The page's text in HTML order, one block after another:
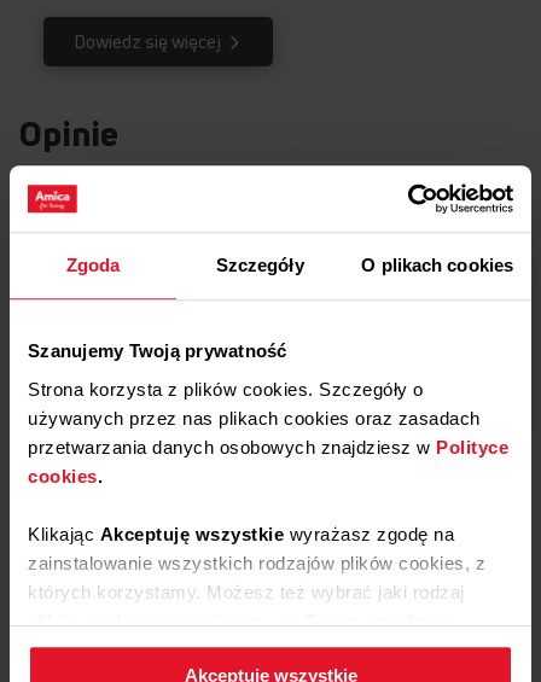
Zgoda Szczegóły O plikach cookies
Szanujemy Twoją prywatność
Strona korzysta z plików cookies. Szczegóły o
używanych przez nas plikach cookies oraz zasadach
przetwarzania danych osobowych znajdziesz w Polityce
cookies.
Klikając Akceptuję wszystkie wyrażasz zgodę na
zainstalowanie wszystkich rodzajów plików cookies, z
których korzystamy. Możesz też wybrać jaki rodzaj
plików cookies zainstalujemy na Twoim urządzeniu,
klikającZmień ustawienia.
Akceptuję wszystkie
Dowiedz się więcej
Opinie
100%
Podziel się
Dodaj opinię
Jak zbieramy opinie?